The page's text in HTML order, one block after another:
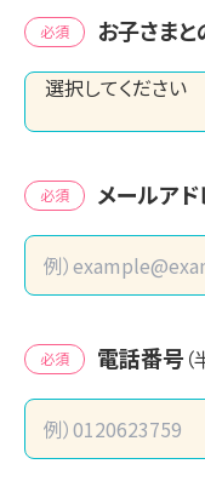
必須 お子さま
必須 メールアド
必須 電話番号